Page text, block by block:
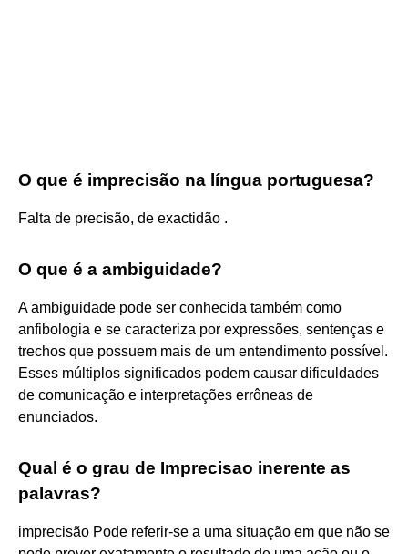
O que é imprecisão na língua portuguesa?
Falta de precisão, de exactidão .
O que é a ambiguidade?
A ambiguidade pode ser conhecida também como
anfibologia e se caracteriza por expressões, sentenças e
trechos que possuem mais de um entendimento possível.
Esses múltiplos significados podem causar dificuldades
de comunicação e interpretações errôneas de
enunciados.
Qual é o grau de Imprecisao inerente as
palavras?
imprecisão Pode referir-se a uma situação em que não se